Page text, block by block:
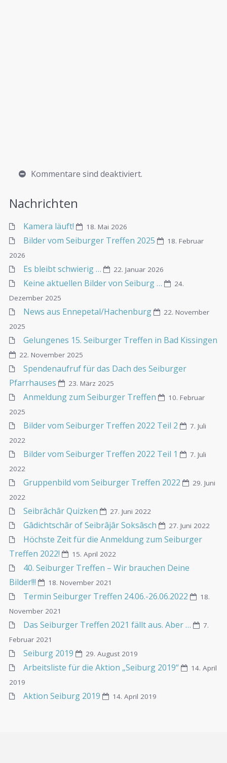
Kommentare sind deaktiviert.
Nachrichten
Kamera läuft! 18. Mai 2026
Bilder vom Seiburger Treffen 2025
18. Februar
2026
Es bleibt schwierig … 22. Januar 2026
Keine aktuellen Bilder von Seiburg …
24.
Dezember 2025
News aus Ennepetal/Hachenburg
22. November
2025
Gelungenes 15. Seiburger Treffen in Bad Kissingen
22. November 2025
Spendenaufruf für das Dach des Seiburger
Pfarrhauses
23. März 2025
Anmeldung zum Seiburger Treffen
10. Februar
2025
Bilder vom Seiburger Treffen 2022 Teil 2
7. Juli
2022
Bilder vom Seiburger Treffen 2022 Teil 1
7. Juli
2022
Gruppenbild vom Seiburger Treffen 2022
29. Juni
2022
Seibrâchâr Quizken 27. Juni 2022
Gâdichtschâr of Seibrâjâr Soksâsch 27. Juni 2022
Höchste Zeit für die Anmeldung zum Seiburger
Treffen 2022!
15. April 2022
40. Seiburger Treffen – Wir brauchen Deine
Bilder!!!
18. November 2021
Termin Seiburger Treffen 24.06.-26.06.2022
18.
November 2021
Das Seiburger Treffen 2021 fällt aus. Aber …
7.
Februar 2021
Seiburg 2019 29. August 2019
Arbeitsliste für die Aktion „Seiburg 2019“
14. April
2019
Aktion Seiburg 2019 14. April 2019